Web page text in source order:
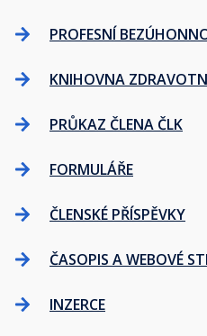
PROFESNÍ
KNIHOVNA
PRŮKAZ ČLENA ČLK
FORMULÁŘE
ČLENSKÉ PŘÍSPĚVKY
ČASOPIS A WEBOVÉ
INZERCE